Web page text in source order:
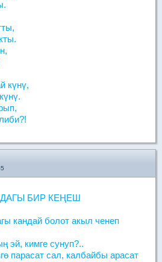
күнү,
БИР КЕҢЕШ
кандай болот акыл ченеп
эй, кимге сунуп?..
парасат сал, калбайбы арасат